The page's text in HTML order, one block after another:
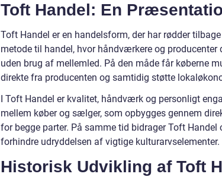
Toft Handel: En
Toft Handel er en handelsform, der har rødder
metode til handel, hvor håndværkere og
uden brug af mellemled. På den måde får køberne
direkte fra producenten og samtidig støtte
I Toft Handel er kvalitet, håndværk og personligt
mellem køber og sælger, som opbygges gennem
for begge parter. På samme tid bidrager Toft
forhindre udryddelsen af vigtige kulturarvselementer.
Historisk Udvikling af Toft